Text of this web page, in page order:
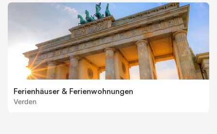
Ferienhäuser & Ferienwohnungen
Verden